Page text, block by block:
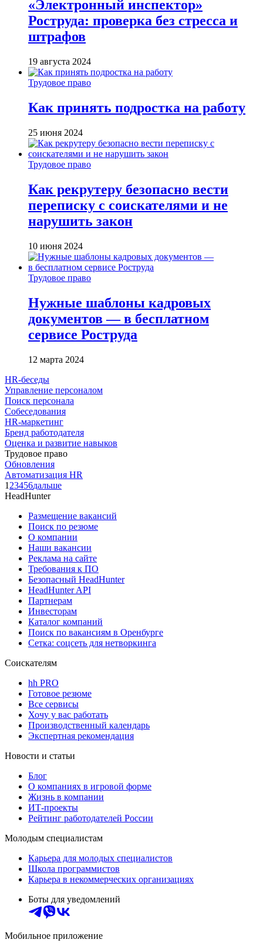
«Электронный инспектор»
Роструда: проверка без стресса и
штрафов
19 августа 2024
Трудовое право
Как принять подростка на работу
25 июня 2024
Трудовое право
Как рекрутеру безопасно вести
переписку с соискателями и не
нарушить закон
10 июня 2024
Трудовое право
Нужные шаблоны кадровых
документов — в бесплатном
сервисе Роструда
12 марта 2024
HR-беседы
Управление персоналом
Поиск персонала
Собеседования
HR-маркетинг
Бренд работодателя
Оценка и развитие навыков
Трудовое право
Обновления
Автоматизация HR
1 23456дальше
HeadHunter
Размещение вакансий
Поиск по резюме
О компании
Наши вакансии
Реклама на сайте
Требования к ПО
Безопасный HeadHunter
HeadHunter API
Партнерам
Инвесторам
Каталог компаний
Поиск по вакансиям в Оренбурге
Сетка: соцсеть для нетворкинга
Соискателям
hh PRO
Готовое резюме
Все сервисы
Хочу у вас работать
Производственный календарь
Экспертная рекомендация
Новости и статьи
Блог
О компаниях в игровой форме
Жизнь в компании
ИТ-проекты
Рейтинг работодателей России
Молодым специалистам
Карьера для молодых специалистов
Школа программистов
Карьера в некоммерческих организациях
Боты для уведомлений
Мобильное приложение